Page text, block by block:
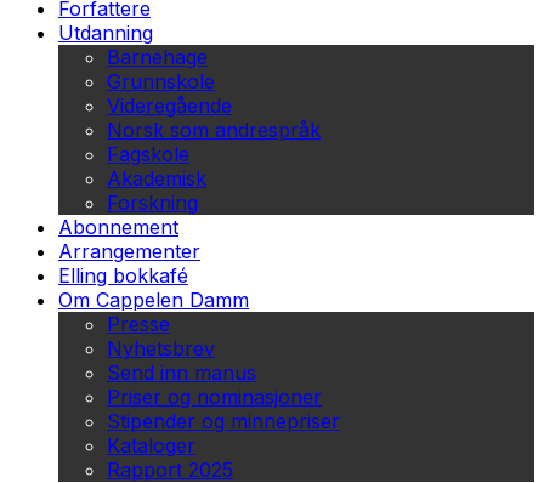
Forfattere
Utdanning
Barnehage
Grunnskole
Videregående
Norsk som andrespråk
Fagskole
Akademisk
Forskning
Abonnement
Arrangementer
Elling bokkafé
Om Cappelen Damm
Presse
Nyhetsbrev
Send inn manus
Priser og nominasjoner
Stipender og minnepriser
Kataloger
Rapport 2025